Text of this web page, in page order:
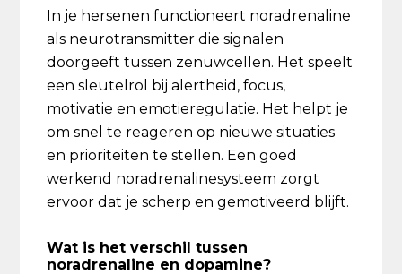
In je hersenen functioneert noradrenaline
als neurotransmitter die signalen
doorgeeft tussen zenuwcellen. Het speelt
een sleutelrol bij alertheid, focus,
motivatie en emotieregulatie. Het helpt je
om snel te reageren op nieuwe situaties
en prioriteiten te stellen. Een goed
werkend noradrenalinesysteem zorgt
ervoor dat je scherp en gemotiveerd blijft.
Wat is het verschil tussen
noradrenaline en dopamine?